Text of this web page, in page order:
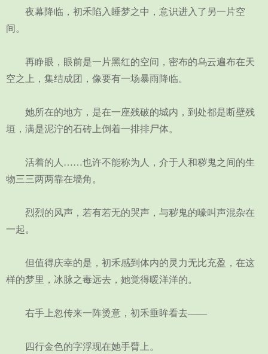
夜幕降临，初禾陷入睡梦之中，意识进入了另一片空
间。
再睁眼，眼前是一片黑红的空间，密布的乌云遍布在天
空之上，集结成团，像要有一场暴雨降临。
她所在的地方，是在一座残破的城内，到处都是断壁残
垣，满是泥泞的石砖上倒着一排排尸体。
活着的人……也许不能称为人，介于人和秽鬼之间的生
物三三两两靠在墙角。
烈烈的风声，若有若无的哭声，与秽鬼的嚎叫声混杂在
一起。
但值得庆幸的是，初禾感到体内的灵力无比充盈，在这
样的梦里，冰脉之毒远去，她觉得暖洋洋的。
右手上忽传来一阵烫意，初禾垂眸看去——
四行金色的字浮现在她手臂上。